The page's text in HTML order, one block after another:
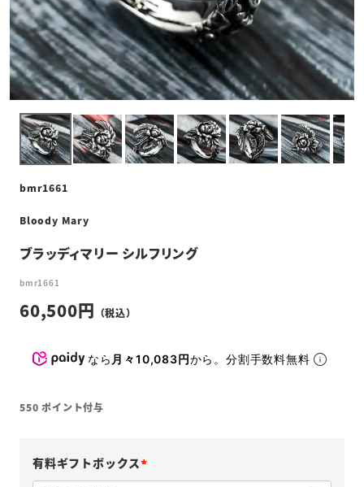
bmr1661
Bloody Mary
ブラッディマリー シルフリング
bmr1661
60,500
なら 月々10,083円から。分割手数料無料
550 ポイント付与
有料ギフトボックス